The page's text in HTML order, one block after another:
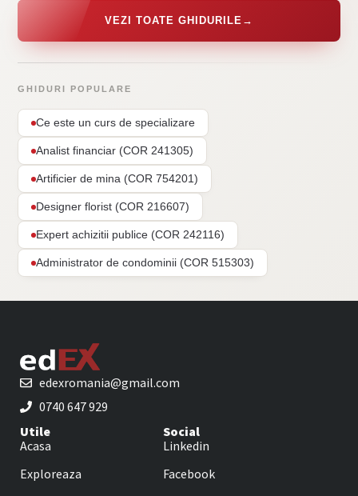
VEZI TOATE GHIDURILE →
GHIDURI POPULARE
Ce este un curs de specializare
Analist financiar (COR 241305)
Artificier de mina (COR 754201)
Designer florist (COR 216607)
Expert achizitii publice (COR 242116)
Administrator de condominii (COR 515303)
edexromania@gmail.com
0740 647 929
Utile
Acasa
Exploreaza
Social
Linkedin
Facebook